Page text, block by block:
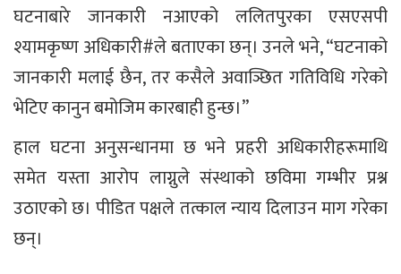
घटनाबारे जानकारी नआएको ललितपुरका एसएसपी
श्यामकृष्ण अधिकारी#ले बताएका छन्। उनले भने, “घटनाको
जानकारी मलाई छैन, तर कसैले अवाञ्छित गतिविधि गरेको
भेटिए कानुन बमोजिम कारबाही हुन्छ।”
हाल घटना अनुसन्धानमा छ भने प्रहरी अधिकारीहरूमाथि
समेत यस्ता आरोप लाग्नुले संस्थाको छविमा गम्भीर प्रश्न
उठाएको छ। पीडित पक्षले तत्काल न्याय दिलाउन माग गरेका
छन्।